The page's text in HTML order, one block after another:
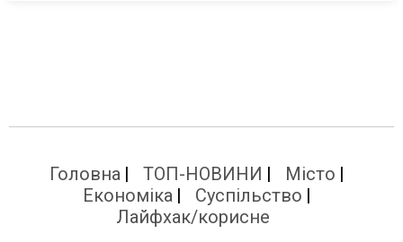
Головна ТОП-НОВИНИ
Місто
Економіка
Суспільство
Лайфхак/корисне